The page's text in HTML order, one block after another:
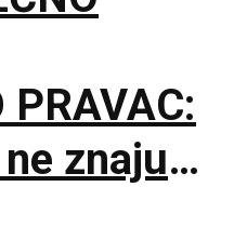
PRAVAC:
znaju
da se